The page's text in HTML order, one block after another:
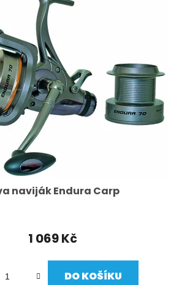
naviják Endura Carp
1 069 Kč
DO KOŠÍKU